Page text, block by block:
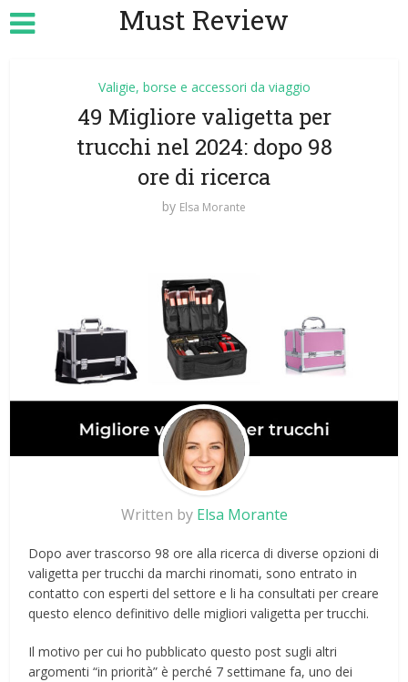
Must Review
Valigie, borse e accessori da viaggio
49 Migliore valigetta per
trucchi nel 2024: dopo 98
ore di ricerca
by Elsa Morante
Written by Elsa Morante
Dopo aver trascorso 98 ore alla ricerca di diverse opzioni di
valigetta per trucchi da marchi rinomati, sono entrato in
contatto con esperti del settore e li ha consultati per creare
questo elenco definitivo delle migliori valigetta per trucchi.
Il motivo per cui ho pubblicato questo post sugli altri
argomenti “in priorità” è perché 7 settimane fa, uno dei